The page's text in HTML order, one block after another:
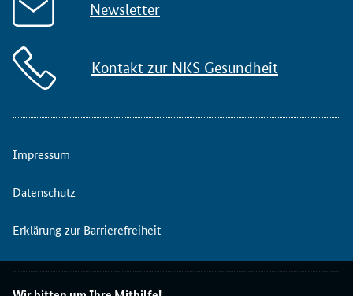
Newsletter
Kontakt zur NKS Gesundheit
Impressum
Datenschutz
Erklärung zur Barrierefreiheit